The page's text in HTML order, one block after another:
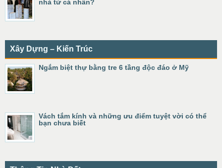
nhà từ cá nhân?
Xây Dựng – Kiến Trúc
Ngắm biệt thự bằng tre 6 tầng độc đáo ở Mỹ
Vách tắm kính và những ưu điểm tuyệt vời có thể
bạn chưa biết